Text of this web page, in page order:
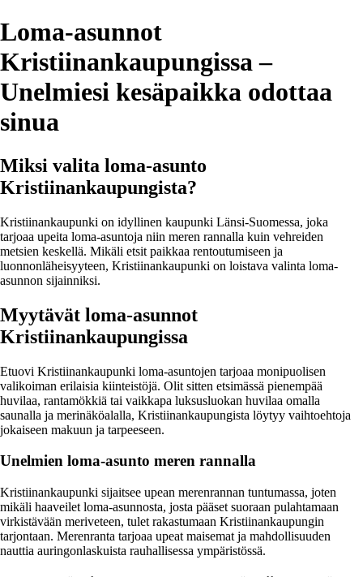
Loma-asunnot
Kristiinankaupungissa –
Unelmiesi kesäpaikka odottaa
sinua
Miksi valita loma-asunto
Kristiinankaupungista?
Kristiinankaupunki on idyllinen kaupunki Länsi-Suomessa, joka
tarjoaa upeita loma-asuntoja niin meren rannalla kuin vehreiden
metsien keskellä. Mikäli etsit paikkaa rentoutumiseen ja
luonnonläheisyyteen, Kristiinankaupunki on loistava valinta loma-
asunnon sijainniksi.
Myytävät loma-asunnot
Kristiinankaupungissa
Etuovi Kristiinankaupunki loma-asuntojen tarjoaa monipuolisen
valikoiman erilaisia kiinteistöjä. Olit sitten etsimässä pienempää
huvilaa, rantamökkiä tai vaikkapa luksusluokan huvilaa omalla
saunalla ja merinäköalalla, Kristiinankaupungista löytyy vaihtoehtoja
jokaiseen makuun ja tarpeeseen.
Unelmien loma-asunto meren rannalla
Kristiinankaupunki sijaitsee upean merenrannan tuntumassa, joten
mikäli haaveilet loma-asunnosta, josta pääset suoraan pulahtamaan
virkistävään meriveteen, tulet rakastumaan Kristiinankaupungin
tarjontaan. Merenranta tarjoaa upeat maisemat ja mahdollisuuden
nauttia auringonlaskuista rauhallisessa ympäristössä.